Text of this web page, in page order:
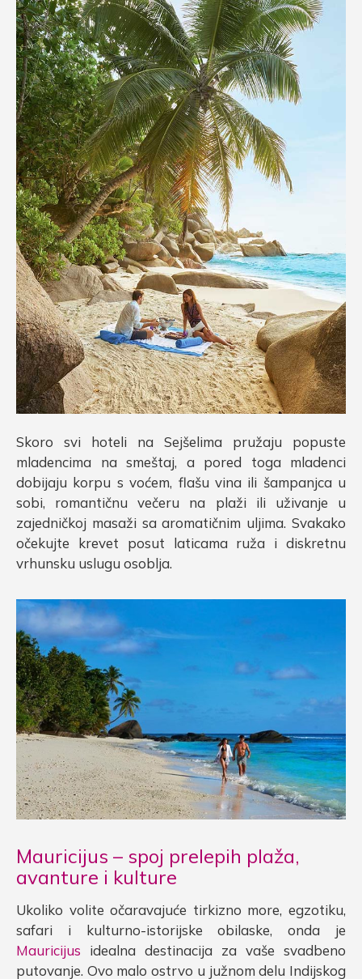
Skoro svi hoteli na Sejšelima pružaju popuste
mladencima na smeštaj, a pored toga mladenci
dobijaju korpu s voćem, flašu vina ili šampanjca u
sobi, romantičnu večeru na plaži ili uživanje u
zajedničkoj masaži sa aromatičnim uljima. Svakako
očekujte krevet posut laticama ruža i diskretnu
vrhunsku uslugu osoblja.
Mauricijus – spoj prelepih plaža,
avanture i kulture
Ukoliko volite očaravajuće tirkizno more, egzotiku,
safari i kulturno-istorijske obilaske, onda je
Mauricijus idealna destinacija za vaše svadbeno
putovanje. Ovo malo ostrvo u južnom delu Indijskog